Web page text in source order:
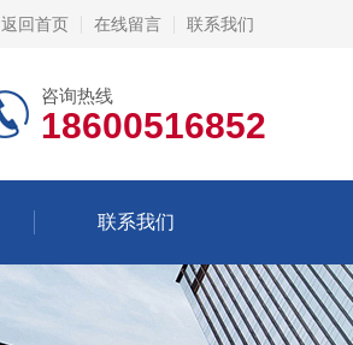
返回首页 在线留言 联系我们
咨询热线
18600516852
联系我们